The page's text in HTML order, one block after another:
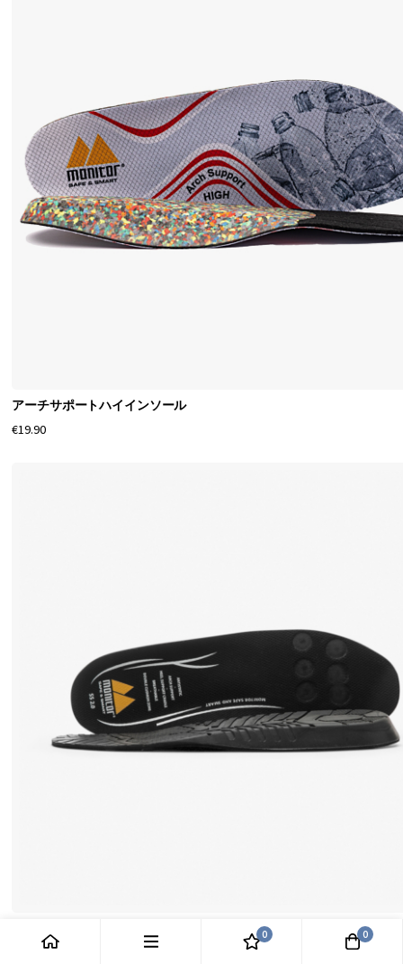
アーチサポートハイインソール
€19.90
€13.90
0 0